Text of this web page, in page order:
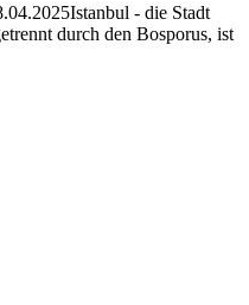
- die Stadt
durch den Bosporus, ist